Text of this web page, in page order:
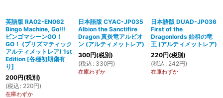
英語版 RA02-EN062
Bingo Machine, Go!!!
ビンゴマシーンGO！
GO！ (プリズマティック
アルティメットレア) 1st
Edition [各種初期傷有
り]
200円(税別)
(税込 : 220円)
在庫わずか
日本語版 CYAC-JP035
Albion the Sanctifire
Dragon 真炎竜アルビオ
ン (アルティメットレア)
300円(税別)
(税込 : 330円)
在庫わずか
日本語版 DUAD-JP036
First of the
Dragonlords 始祖の竜
王 (アルティメットレア)
220円(税別)
(税込 : 242円)
在庫わずか